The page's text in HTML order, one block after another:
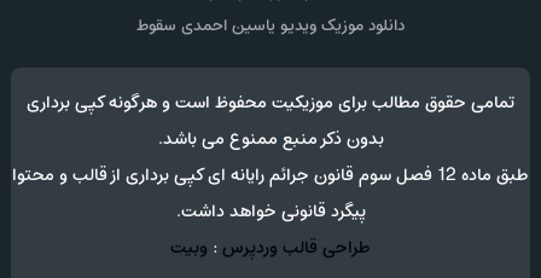
دانلود موزیک ویدیو یاسین احمدی سقوط
تمامی حقوق مطالب برای موزیکیت محفوظ است و هرگونه کپی برداری
بدون ذکر منبع ممنوع می باشد.
طبق ماده 12 فصل سوم قانون جرائم رایانه ای کپی برداری از قالب و محتوا
پیگرد قانونی خواهد داشت.
طراحی قالب وردپرس: وبیت